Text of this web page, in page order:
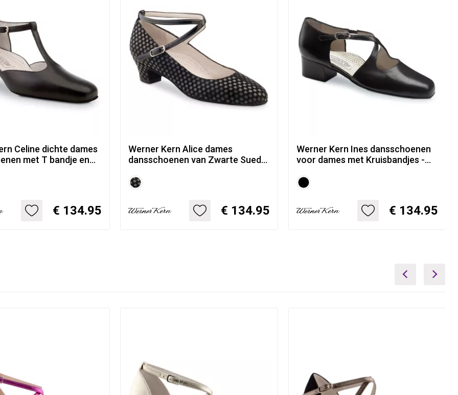
Celine dichte dames
met T bandje en
€ 134.95
Werner Kern Alice dames
dansschoenen van Zwarte Suede
€ 134.95
Werner Kern Ines dansschoenen
voor dames met Kruisbandjes -
€ 134.95